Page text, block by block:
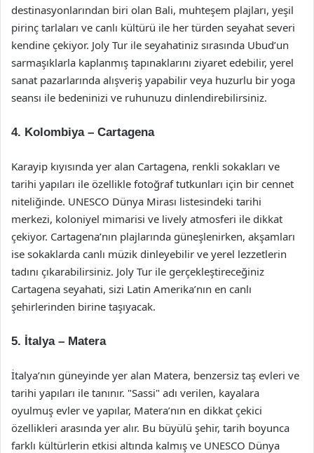
destinasyonlarından biri olan Bali, muhteşem plajları, yeşil
pirinç tarlaları ve canlı kültürü ile her türden seyahat severi
kendine çekiyor. Joly Tur ile seyahatiniz sırasında Ubud’un
sarmaşıklarla kaplanmış tapınaklarını ziyaret edebilir, yerel
sanat pazarlarında alışveriş yapabilir veya huzurlu bir yoga
seansı ile bedeninizi ve ruhunuzu dinlendirebilirsiniz.
4. Kolombiya – Cartagena
Karayip kıyısında yer alan Cartagena, renkli sokakları ve
tarihi yapıları ile özellikle fotoğraf tutkunları için bir cennet
niteliğinde. UNESCO Dünya Mirası listesindeki tarihi
merkezi, koloniyel mimarisi ve lively atmosferi ile dikkat
çekiyor. Cartagena’nın plajlarında güneşlenirken, akşamları
ise sokaklarda canlı müzik dinleyebilir ve yerel lezzetlerin
tadını çıkarabilirsiniz. Joly Tur ile gerçekleştireceğiniz
Cartagena seyahati, sizi Latin Amerika’nın en canlı
şehirlerinden birine taşıyacak.
5. İtalya – Matera
İtalya’nın güneyinde yer alan Matera, benzersiz taş evleri ve
tarihi yapıları ile tanınır. "Sassi" adı verilen, kayalara
oyulmuş evler ve yapılar, Matera’nın en dikkat çekici
özellikleri arasında yer alır. Bu büyülü şehir, tarih boyunca
farklı kültürlerin etkisi altında kalmış ve UNESCO Dünya